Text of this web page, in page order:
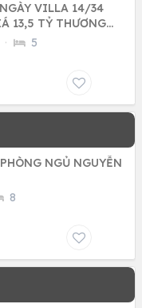
VILLA 14/34
13,5 TỶ THƯƠNG
· 5
NGỦ NGUYỄN
8